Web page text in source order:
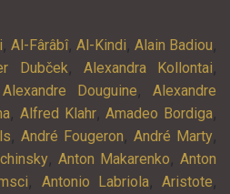
, Al-Fârâbî, Al-Kindi, Alain Badiou,
Dubček, Alexandra Kollontai,
Alexandre Douguine, Alexandre
,Alfred Klahr,Amadeo Bordiga,
, André Fougeron, André Marty,
, Anton Makarenko, Anton
, Antonio Labriola,Aristote,